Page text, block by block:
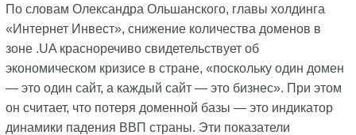
По словам Олександра Ольшанского, главы холдинга
«Интернет Инвест», снижение количества доменов в
зоне .UA красноречиво свидетельствует об
экономическом кризисе в стране, «поскольку один домен
— это один сайт, а каждый сайт — это бизнес». При этом
он считает, что потеря доменной базы — это индикатор
динамики падения ВВП страны. Эти показатели